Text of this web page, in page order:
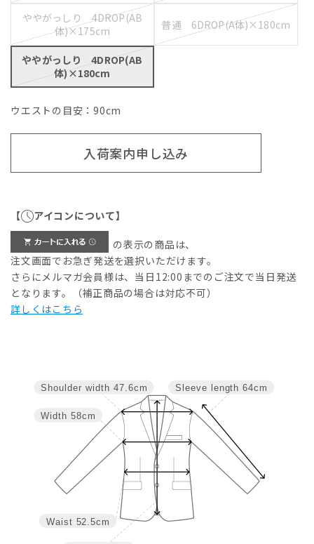
ややがっしり 4DROP(AB
体)×175cm
普通 6DROP(A体)×180cm
ややがっしり 4DROP(AB
体)×180cm
ウエストの目安：90cm
入荷案内申し込み
【 アイコンについて】
の表示の商品は、
注文画面でお急ぎ発送を選択いただけます。
さらにメルマガ会員様は、当日12:00までのご注文で当日発送
となります。（補正商品の場合は対応不可）
詳しくはこちら
Sleeve length 64cm
Waist 52.5cm
Width 58cm
Shoulder width 47.6cm